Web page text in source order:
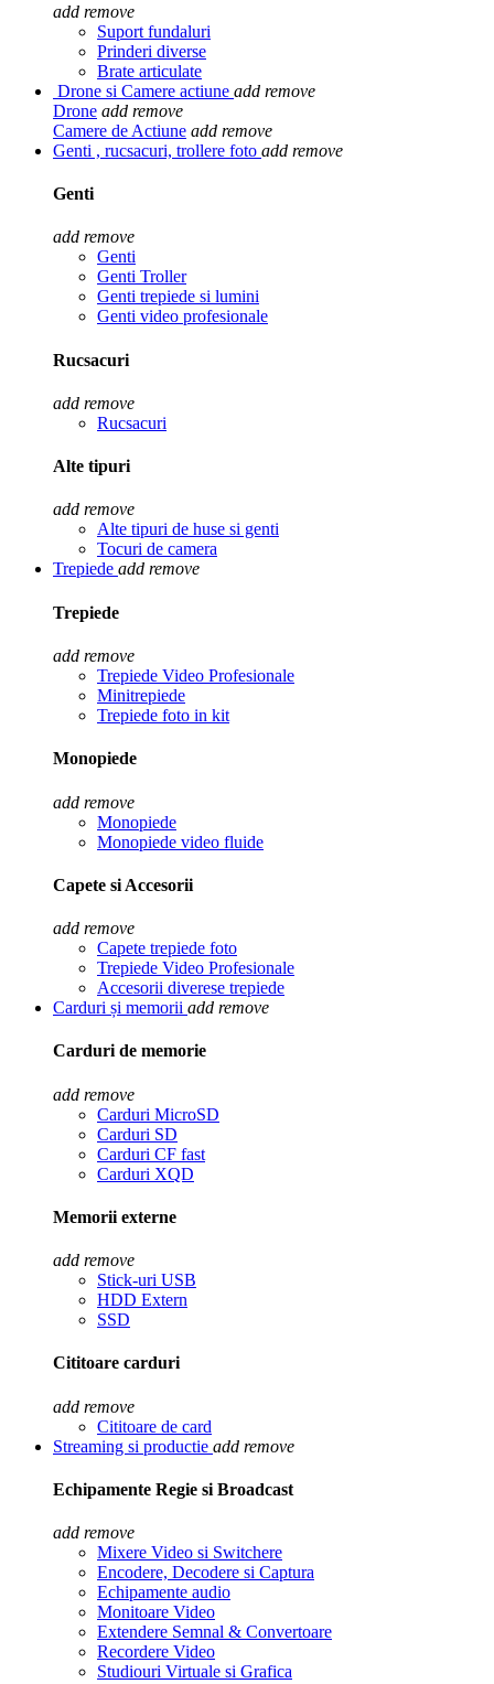
add remove
Suport fundaluri
Prinderi diverse
Brate articulate
Drone si Camere actiune add remove
Drone add remove
Camere de Actiune add remove
Genti , rucsacuri, trollere foto add remove
Genti
add remove
Genti
Genti Troller
Genti trepiede si lumini
Genti video profesionale
Rucsacuri
add remove
Rucsacuri
Alte tipuri
add remove
Alte tipuri de huse si genti
Tocuri de camera
Trepiede add remove
Trepiede
add remove
Trepiede Video Profesionale
Minitrepiede
Trepiede foto in kit
Monopiede
add remove
Monopiede
Monopiede video fluide
Capete si Accesorii
add remove
Capete trepiede foto
Trepiede Video Profesionale
Accesorii diverese trepiede
Carduri și memorii add remove
Carduri de memorie
add remove
Carduri MicroSD
Carduri SD
Carduri CF fast
Carduri XQD
Memorii externe
add remove
Stick-uri USB
HDD Extern
SSD
Cititoare carduri
add remove
Cititoare de card
Streaming si productie add remove
Echipamente Regie si Broadcast
add remove
Mixere Video si Switchere
Encodere, Decodere si Captura
Echipamente audio
Monitoare Video
Extendere Semnal & Convertoare
Recordere Video
Studiouri Virtuale si Grafica